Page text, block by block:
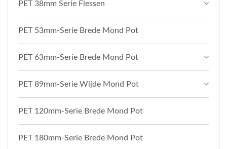
PET 38mm Serie Flessen
PET 53mm-Serie Brede Mond Pot
PET 63mm-Serie Brede Mond Pot
PET 89mm-Serie Wijde Mond Pot
PET 120mm-Serie Brede Mond Pot
PET 180mm-Serie Brede Mond Pot